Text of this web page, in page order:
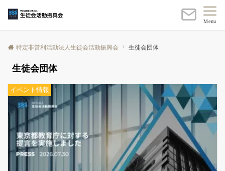
Menu
特定非営利活動法人生徒会活動振興会 生徒会団体
生徒会団体
イベント情報